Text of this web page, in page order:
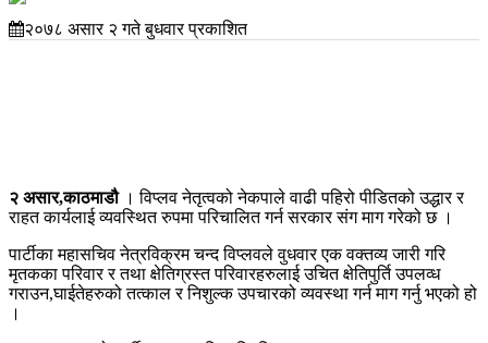
२०७८ असार २ गते बुधवार प्रकाशित
२ असार,काठमाडौ। विप्लव नेतृत्वको नेकपाले वाढी पहिरो पीडितको उद्धार र
राहत कार्यलाई व्यवस्थित रुपमा परिचालित गर्न सरकार संग माग गरेको छ ।
पार्टीका महासचिव नेत्रविक्रम चन्द विप्लवले वुधवार एक वक्तव्य जारी गरि
मृतकका परिवार र तथा क्षेतिग्रस्त परिवारहरुलाई उचित क्षेतिपुर्ति उपलव्ध
गराउन,घाईतेहरुको तत्काल र निशुल्क उपचारको व्यवस्था गर्न माग गर्नु भएको हो
।